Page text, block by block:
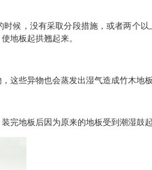
，没有采取分段措施，或者两个以
地板起拱翘起来。
些异物也会蒸发出湿气造成竹木地板
地板后因为原来的地板受到潮湿鼓起